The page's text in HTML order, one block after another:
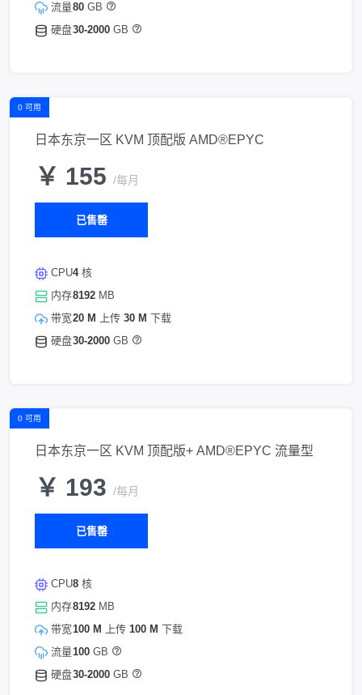
流量
硬盘
80 GB
30-2000 GB
0 可用
日本东京一区 KVM 顶配版 AMD®EPYC
￥ 155 /每月
已售罄
CPU
内存
带宽
硬盘
4核
8192 MB
20 M
上传 30 M 下载
30-2000 GB
0 可用
日本东京一区 KVM 顶配版+ AMD®EPYC 流量型
￥ 193 /每月
已售罄
CPU
内存
带宽
流量
硬盘
8 核
8192 MB
100 M
上传 100 M 下载
100 GB
30-2000 GB